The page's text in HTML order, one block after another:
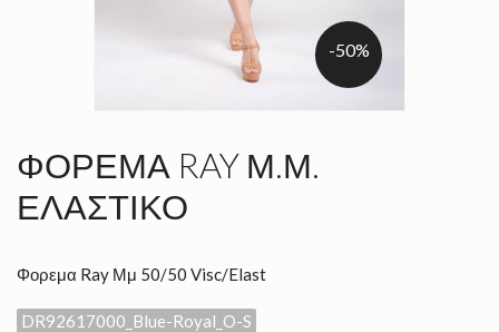
-50%
ΦΌΡΕΜΑ RAY Μ.Μ.
ΕΛΑΣΤΙΚΌ
Φορεμα Ray Μμ 50/50 Visc/Elast
DR92617000_Blue-Royal_O-S